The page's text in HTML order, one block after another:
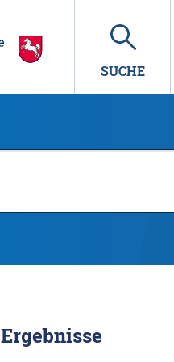
SUCHE
Ergebnisse